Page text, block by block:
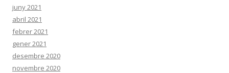
juny 2021
abril 2021
febrer 2021
gener 2021
desembre 2020
novembre 2020